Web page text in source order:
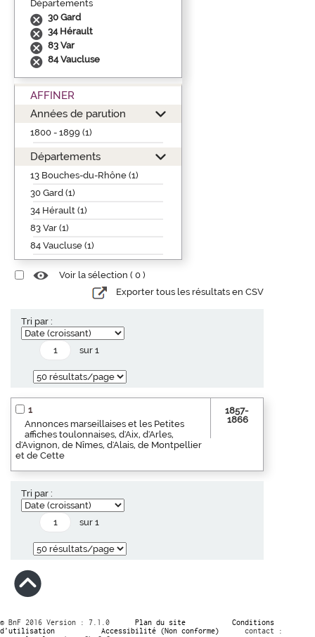
Départements
30 Gard
34 Hérault
83 Var
84 Vaucluse
AFFINER
Années de parution
1800 - 1899 (1)
Départements
13 Bouches-du-Rhône (1)
30 Gard (1)
34 Hérault (1)
83 Var (1)
84 Vaucluse (1)
Voir la sélection ( 0 )
Exporter tous les résultats en CSV
Tri par :
sur 1
1
Annonces marseillaises et les Petites
affiches toulonnaises, d'Aix, d'Arles,
d'Avignon, de Nîmes, d'Alais, de Montpellier
et de Cette
1857-
1866
Tri par :
sur 1
© BnF 2016 Version : 7.1.0 Plan du site
Conditions
d’utilisation
Accessibilité (Non conforme)
contact :